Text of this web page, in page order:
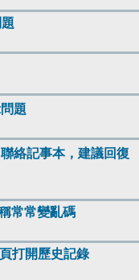
題
絡記事本，建議回復
常常變亂碼
打開歷史記錄